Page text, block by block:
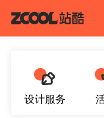
设计服务